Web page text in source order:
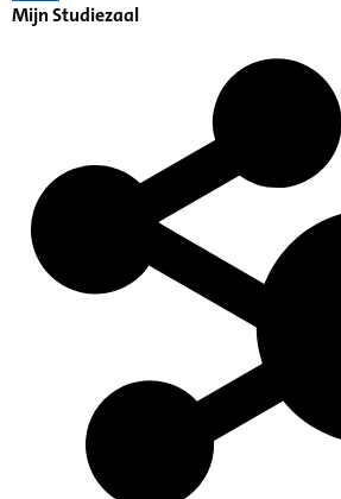
Mijn Studiezaal